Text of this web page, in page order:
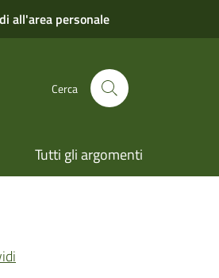
all'area personale
Cerca
Tutti gli argomenti